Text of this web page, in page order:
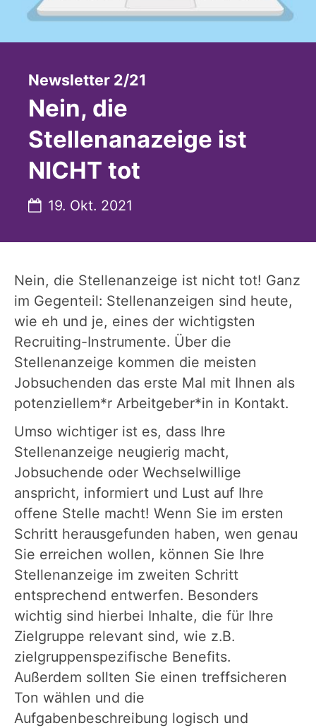
Newsletter 2/21
Nein, die
Stellenanazeige ist
NICHT tot
Datum:
19. Okt. 2021
Nein, die Stellenanzeige ist nicht tot! Ganz
im Gegenteil: Stellenanzeigen sind heute,
wie eh und je, eines der wichtigsten
Recruiting-Instrumente. Über die
Stellenanzeige kommen die meisten
Jobsuchenden das erste Mal mit Ihnen als
potenziellem*r Arbeitgeber*in in Kontakt.
Umso wichtiger ist es, dass Ihre
Stellenanzeige neugierig macht,
Jobsuchende oder Wechselwillige
anspricht, informiert und Lust auf Ihre
offene Stelle macht! Wenn Sie im ersten
Schritt herausgefunden haben, wen genau
Sie erreichen wollen, können Sie Ihre
Stellenanzeige im zweiten Schritt
entsprechend entwerfen. Besonders
wichtig sind hierbei Inhalte, die für Ihre
Zielgruppe relevant sind, wie z.B.
zielgruppenspezifische Benefits.
Außerdem sollten Sie einen treffsicheren
Ton wählen und die
Aufgabenbeschreibung logisch und